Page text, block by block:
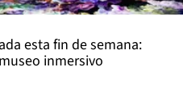
esta fin de semana:
inmersivo